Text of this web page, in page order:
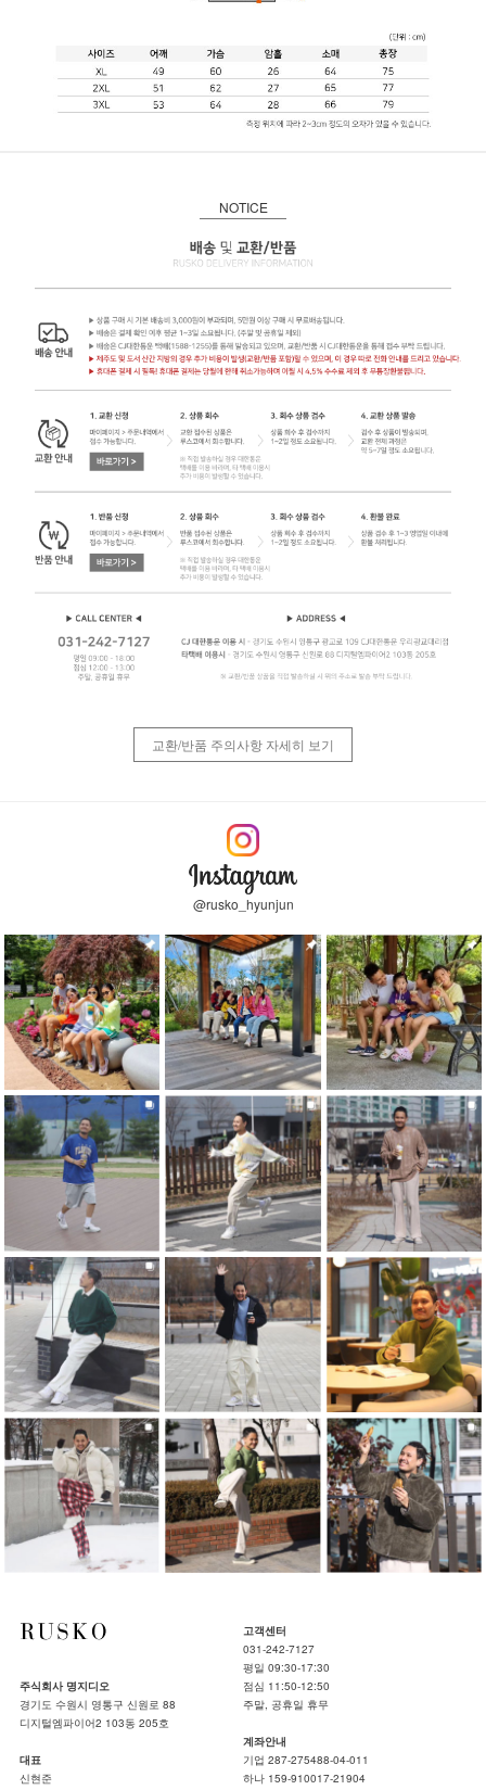
NOTICE
교환/반품 주의사항 자세히 보기
@rusko_hyunjun
주식회사 명지디오
경기도 수원시 영통구 신원로 88
디지털엠파이어2 103동 205호
대표
신현준
고객센터
031-242-7127
평일 09:30-17:30
점심 11:50-12:50
주말, 공휴일 휴무
계좌안내
기업 287-275488-04-011
하나 159-910017-21904